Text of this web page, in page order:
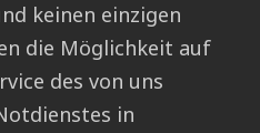
keinen einzigen
die Möglichkeit auf
des von uns
in